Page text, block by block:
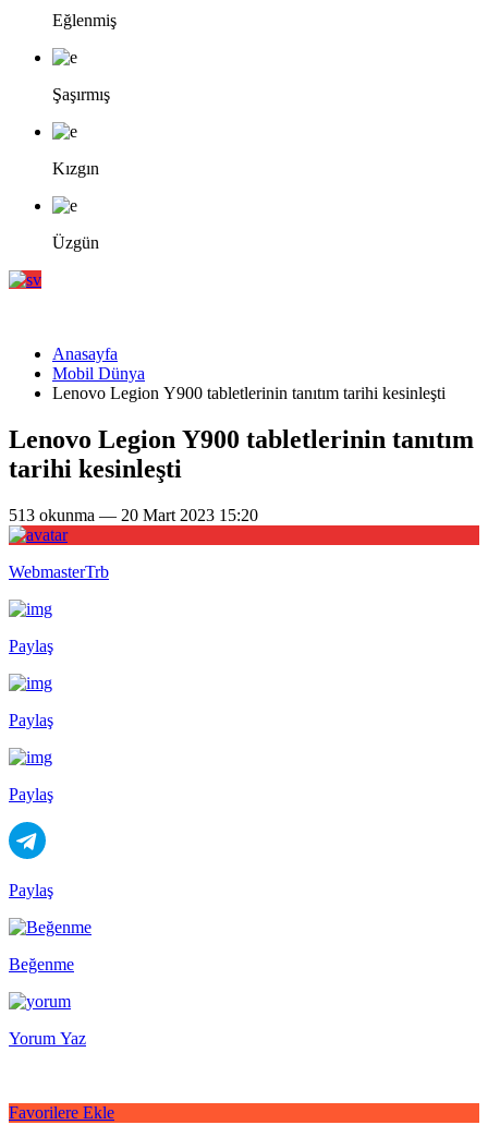
Eğlenmiş
Şaşırmış
Kızgın
Üzgün
Anasayfa
Mobil Dünya
Lenovo Legion Y900 tabletlerinin tanıtım tarihi kesinleşti
Lenovo Legion Y900 tabletlerinin tanıtım
tarihi kesinleşti
513 okunma — 20 Mart 2023 15:20
WebmasterTrb
Paylaş
Paylaş
Paylaş
Paylaş
Beğenme
Yorum Yaz
Favorilere Ekle